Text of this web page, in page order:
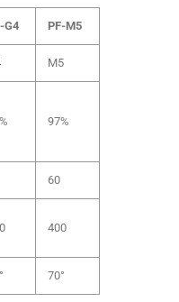
G4 PF-M5
M5
97%
60
400
70°